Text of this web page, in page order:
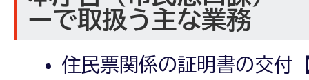
ーで取扱う主な業務
住民票関係の証明書の交付